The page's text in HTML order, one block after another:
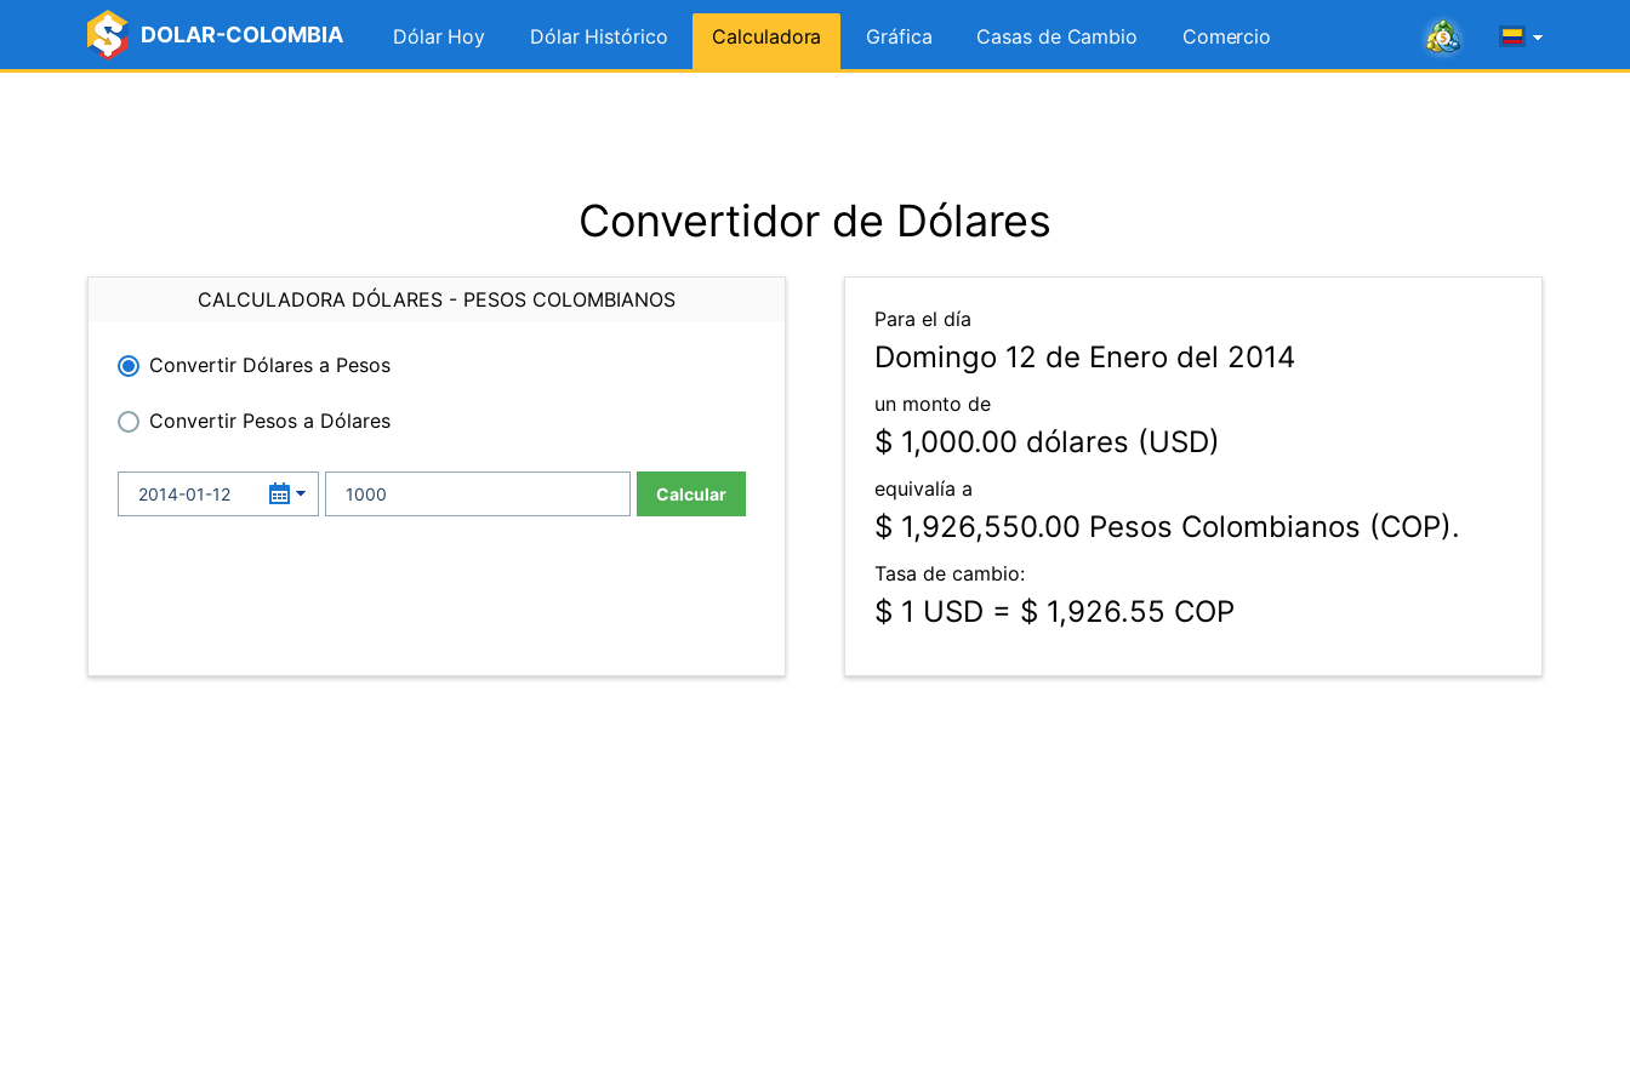
DOLAR-COLOMBIA Dólar Hoy Dólar Histórico Calculadora Gráfica Casas de Cambio Comercio
Convertidor de Dólares
CALCULADORA DÓLARES - PESOS COLOMBIANOS
Convertir Dólares a Pesos
Convertir Pesos a Dólares
Calcular
Para el día
Domingo 12 de Enero del 2014
un monto de
$ 1,000.00 dólares (USD)
equivalía a
$ 1,926,550.00 Pesos Colombianos (COP).
Tasa de cambio:
$ 1 USD = $ 1,926.55 COP